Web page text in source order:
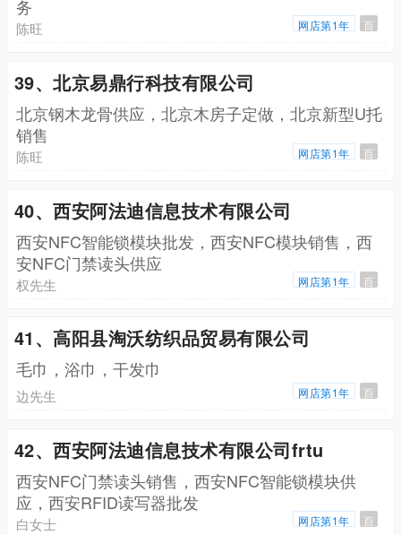
务
陈旺 网店第1年 百
39、北京易鼎行科技有限公司
北京钢木龙骨供应，北京木房子定做，北京新型U托
销售
陈旺 网店第1年 百
40、西安阿法迪信息技术有限公司
西安NFC智能锁模块批发，西安NFC模块销售，西
安NFC门禁读头供应
权先生 网店第1年 百
41、高阳县淘沃纺织品贸易有限公司
毛巾，浴巾，干发巾
边先生 网店第1年 百
42、西安阿法迪信息技术有限公司frtu
西安NFC门禁读头销售，西安NFC智能锁模块供
应，西安RFID读写器批发
白女士 网店第1年 百